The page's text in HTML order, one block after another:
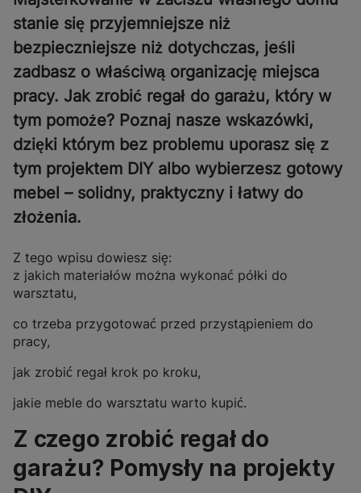
stanie się przyjemniejsze niż
bezpieczniejsze niż dotychczas, jeśli
zadbasz o właściwą organizację miejsca
pracy. Jak zrobić regał do garażu, który w
tym pomoże? Poznaj nasze wskazówki,
dzięki którym bez problemu uporasz się z
tym projektem DIY albo wybierzesz gotowy
mebel – solidny, praktyczny i łatwy do
złożenia.
Z tego wpisu dowiesz się:
z jakich materiałów można wykonać półki do
warsztatu,
co trzeba przygotować przed przystąpieniem do
pracy,
jak zrobić regał krok po kroku,
jakie meble do warsztatu warto kupić.
Z czego zrobić regał do
garażu? Pomysły na projekty